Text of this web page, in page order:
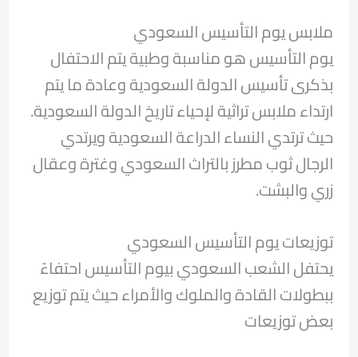
ملابس يوم التأسيس السعودي
يوم التأسيس هو مناسبة وطبية يتم الاحتفال
بذكرى تأسيس الدولة السعودية وعادة ما يتم
ارتداء ملابس تراثية لإحياء تاريخ الدولة السعودية.
حيث ترتدي النساء الدراعة السعودية ويرتدي
الرجال ثوب مطرز بالتراث السعودي وغترة وعقال
زري والبشت.
توزيعات يوم التأسيس السعودي
يحتفل الشعب السعودي بيوم التأسيس احتفاءً
ببطولات القادة والملوك والأمراء حيث يتم توزيع
بعض توزيعات